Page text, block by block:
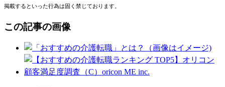
掲載するといった行為は固く禁じております。
この記事の画像